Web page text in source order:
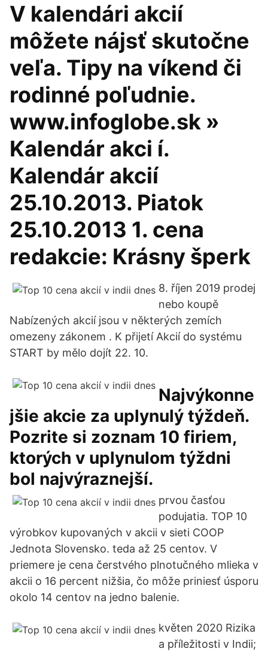
V kalendári akcií
môžete nájsť skutočne
veľa. Tipy na víkend či
rodinné poľudnie.
www.infoglobe.sk »
Kalendár akci í.
Kalendár akcií
25.10.2013. Piatok
25.10.2013 1. cena
redakcie: Krásny šperk
8. říjen 2019 prodej
nebo koupě
Nabízených akcií jsou v některých zemích
omezeny zákonem . K přijetí Akcií do systému
START by mělo dojít 22. 10.
Najvýkonne
jšie akcie za uplynulý týždeň.
Pozrite si zoznam 10 firiem,
ktorých v uplynulom týždni
bol najvýraznejší.
prvou časťou
podujatia. TOP 10
výrobkov kupovaných v akcii v sieti COOP
Jednota Slovensko. teda až 25 centov. V
priemere je cena čerstvého plnotučného mlieka v
akcii o 16 percent nižšia, čo môže priniesť úsporu
okolo 14 centov na jedno balenie.
květen 2020 Rizika
a příležitosti v Indii;